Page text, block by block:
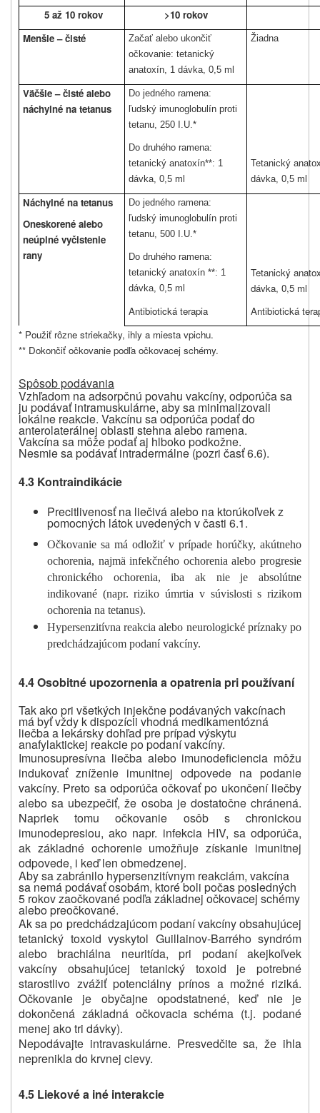
5 až 10 rokov
>10 rokov
Menšie – čisté
Začať alebo ukončiť
očkovanie: tetanický
anatoxín, 1 dávka, 0,5 ml
Žiadna
Väčšie – čisté alebo
náchylné na tetanus
Do jedného ramena:
ľudský imunoglobulín proti
tetanu, 250 I.U.*
Do druhého ramena:
tetanický anatoxín**: 1
dávka, 0,5 ml
Tetanický
dávka, 0,5 ml
Náchylné na tetanus
Oneskorené alebo
neúplné vyčistenie
rany
Do jedného ramena:
ľudský imunoglobulín proti
tetanu, 500 I.U.*
Do druhého ramena:
tetanický anatoxín **: 1
dávka, 0,5 ml
Tetanický
dávka, 0,5 ml
Antibiotická terapia
Antibiotická
* Použiť rôzne striekačky, ihly a miesta vpichu.
** Dokončiť očkovanie podľa očkovacej schémy.
Spôsob podávania
Vzhľadom na adsorpčnú povahu vakcíny, odporúča sa
ju podávať intramuskulárne, aby sa minimalizovali
lokálne reakcie. Vakcínu sa odporúča podať do
anterolaterálnej oblasti stehna alebo ramena.
Vakcína sa môže podať aj hlboko podkožne.
Nesmie sa podávať intradermálne (pozri časť 6.6).
4.3 Kontraindikácie
Precitlivenosť na liečivá alebo na ktorúkoľvekz
pomocných látok uvedených v časti 6.1.
Očkovanie sa má odložiť v prípade horúčky, akútneho
ochorenia, najmä infekčného ochorenia alebo progresie
chronického ochorenia, iba ak nie je absolútne
indikované (napr. riziko úmrtia v súvislosti s rizikom
ochorenia na tetanus).
Hypersenzitívna reakcia alebo neurologické príznaky po
predchádzajúcom podaní vakcíny.
4.4 Osobitné upozornenia a opatrenia pri používaní
Tak ako pri všetkých injekčne podávaných vakcínach
má byť vždy k dispozícii vhodná medikamentózná
liečba a lekársky dohľad pre prípad výskytu
anafylaktickej reakcie po podaní vakcíny.
Imunosupresívna liečba alebo imunodeficiencia môžu
indukovať zníženie imunitnej odpovede na podanie
vakcíny. Preto sa odporúča očkovať po ukončení liečby
alebo sa ubezpečiť, že osoba je dostatočne chránená.
Napriek tomu očkovanie osôb s chronickou
imunodepresiou, ako napr. infekcia HIV, sa odporúča,
ak základné ochorenie umožňuje získanie imunitnej
odpovede, i keď len obmedzenej.
Aby sa zabránilo hypersenzitívnym reakciám, vakcína
sa nemá podávať osobám, ktoré boli počas posledných
5 rokov zaočkované podľa základnej očkovacej schémy
alebo preočkované.
Ak sa po predchádzajúcom podaní vakcíny obsahujúcej
tetanický toxoid vyskytol Guillainov-Barrého syndróm
alebo brachiálna neuritída, pri podaní akejkoľvek
vakcíny obsahujúcej tetanický toxoid je potrebné
starostlivo zvážiť potenciálny prínos a možné riziká.
Očkovanie je obyčajne opodstatnené, keď nie je
dokončená základná očkovacia schéma (t.j. podané
menej ako tri dávky).
Nepodávajte intravaskulárne. Presvedčite sa, že ihla
neprenikla do krvnej cievy.
4.5 Liekové a iné interakcie